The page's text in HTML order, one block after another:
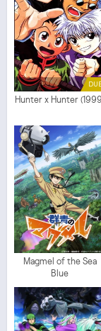
Hunter x Hunter
Magmel of the Sea
Blue